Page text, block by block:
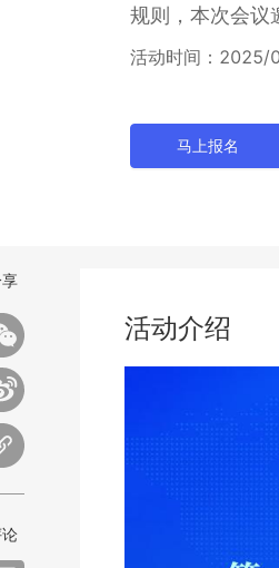
规则，本次会议
活动时间：
马上报名
活动介绍